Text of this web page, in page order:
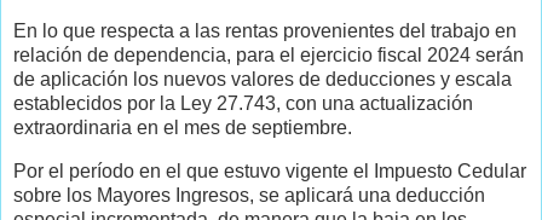
En lo que respecta a las rentas provenientes del trabajo en
relación de dependencia, para el ejercicio fiscal 2024 serán
de aplicación los nuevos valores de deducciones y escala
establecidos por la Ley 27.743, con una actualización
extraordinaria en el mes de septiembre.
Por el período en el que estuvo vigente el Impuesto Cedular
sobre los Mayores Ingresos, se aplicará una deducción